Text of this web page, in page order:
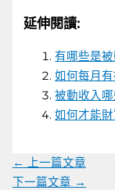
延伸閱讀:
有哪些是
如何每月
被動收入哪
如何才能
←
上一篇文章
下一篇文章 →